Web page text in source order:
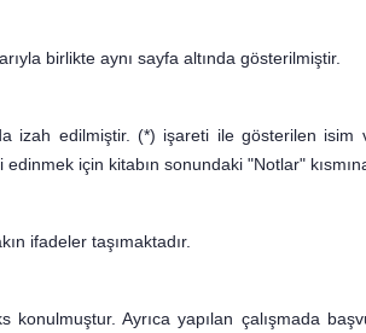
birlikte aynı sayfa altında gösterilmiştir.
izah edilmiştir. (*) işareti ile gösterilen
için kitabın sonundaki "Not­lar" kısmına
ifadeler taşımaktadır.
konulmuştur. Ayrıca yapılan çalışmada